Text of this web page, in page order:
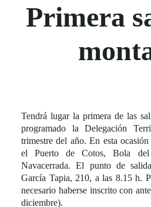
Primera
Tendrá lugar la primera de las
programado la Delegación
trimestre del año. En esta
el Puerto de Cotos, Bola
Navacerrada. El punto de
García Tapia, 210, a las 8.15 h.
necesario haberse inscrito con
diciembre).